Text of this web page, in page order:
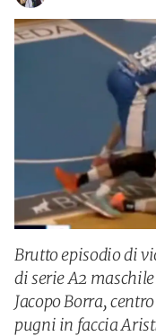
Brutto episodio di
di serie A2
Jacopo Borra,
pugni in faccia